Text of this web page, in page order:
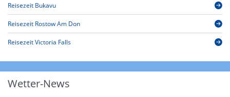
Reisezeit Bukavu
Reisezeit Rostow Am Don
Reisezeit Victoria Falls
Wetter-News